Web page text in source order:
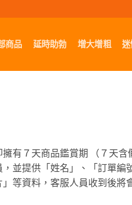
商品 延時助勃 增大增粗
有７天商品鑑賞期 （７天含
並提供「姓名」、「訂單編
等資料，客服人員收到後將